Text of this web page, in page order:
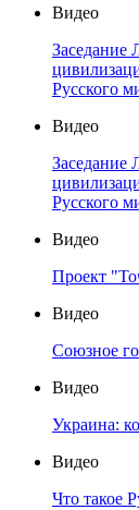
Видео
Заседание
Русского
Видео
Заседание
Русского
Видео
Проект
Видео
Союзное
Видео
Украина:
Видео
Что такое